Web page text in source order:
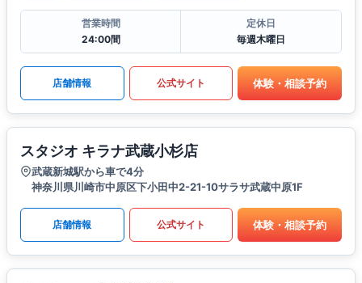
営業時間
24:00間
定休日
毎週木曜日
店舗情報 公式サイト 体験・相談予約
スタジオ キラナ武蔵小杉店
武蔵新城駅から車で4分
神奈川県川崎市中原区下小田中2-21-10サラサ武蔵中原1F
店舗情報 公式サイト 体験・相談予約